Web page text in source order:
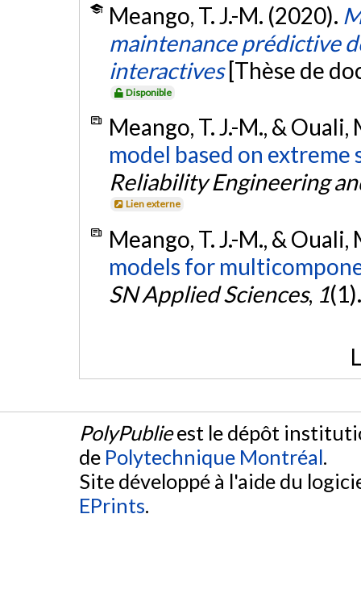
Meango, T. J.-M. (2020).
maintenance prédictive
interactives [Thèse de
Disponible
Meango, T. J.-M., & Ouali,
model based on extreme
Reliability Engineering
Lien externe
Meango, T. J.-M., & Ouali,
models for
SN Applied Sciences, 1
PolyPublieest le dépôt
de Polytechnique Montréal.
Site développé à l'aide du
EPrints.